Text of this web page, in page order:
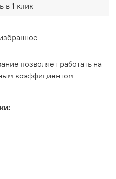
в 1 клик
позволяет работать на
коэффициентом